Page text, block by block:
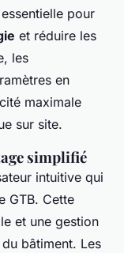
pour
et réduire les
les
en
maximale
sur site.
simplifié
intuitive qui
GTB. Cette
et une gestion
bâtiment. Les